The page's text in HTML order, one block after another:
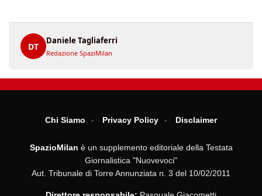
DT
Daniele Tagliaferri
Redazione SpaziMilan
Chi Siamo Privacy Policy Disclaimer
SpazioMilan è un supplemento editoriale della Testata
Giornalistica "Nuovevoci"
Aut. Tribunale di Torre Annunziata n. 3 del 10/02/2011